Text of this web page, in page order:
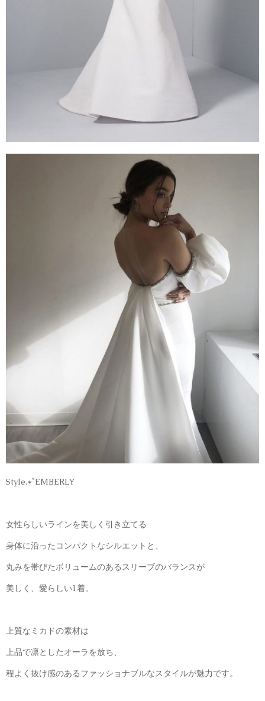
Style.*˚EMBERLY
女性らしいラインを美しく引き立てる
身体に沿ったコンパクトなシルエットと、
丸みを帯びたボリュームのあるスリーブのバランスが
美しく、愛らしい1着。
上質なミカドの素材は
上品で凛としたオーラを放ち、
程よく抜け感のあるファッショナブルなスタイルが魅力です。